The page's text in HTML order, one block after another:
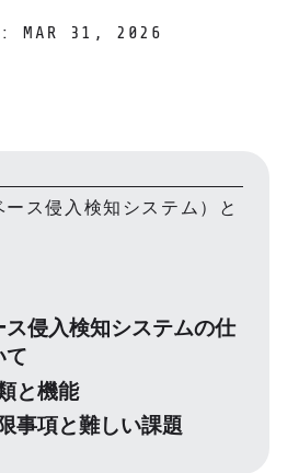
MAR 31, 2026
ス侵入検知システム）と
侵入検知システムの仕
て
と機能
事項と難しい課題